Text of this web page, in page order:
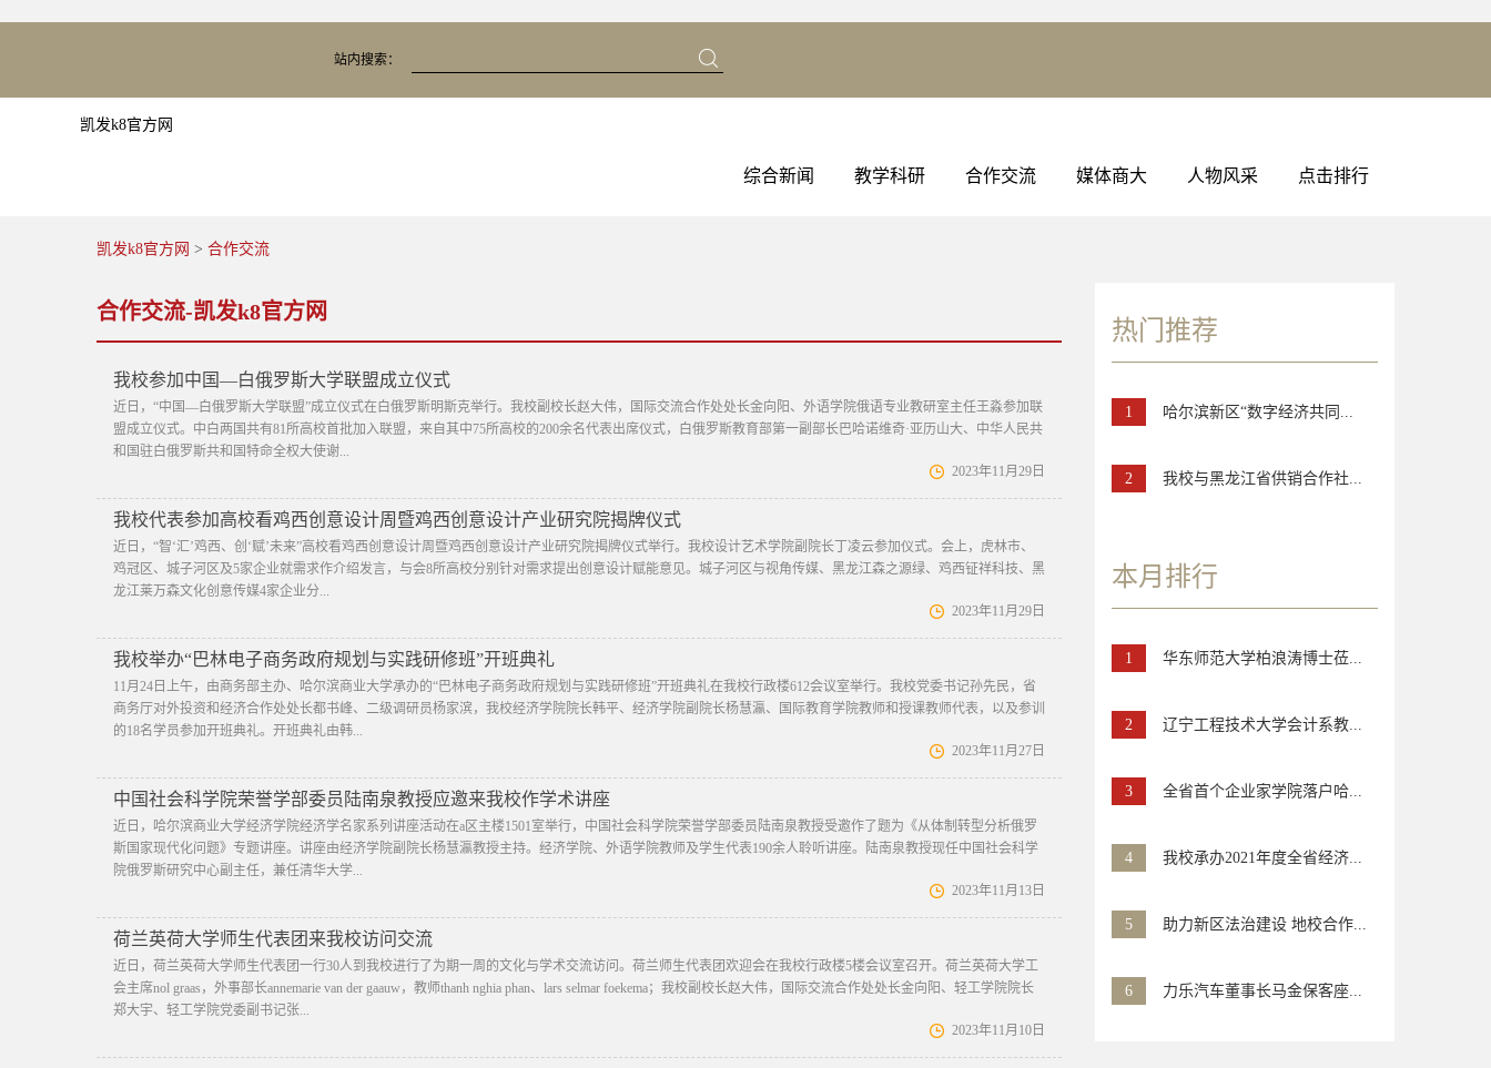
站内搜索：
凯发k8官方网
综合新闻 教学科研 合作交流 媒体商大 人物风采 点击排行
凯发k8官方网 > 合作交流
合作交流-凯发k8官方网
我校参加中国—白俄罗斯大学联盟成立仪式
近日，“中国—白俄罗斯大学联盟”成立仪式在白俄罗斯明斯克举行。我校副校长赵大伟，国际交流合作处处长金向阳、外语学院俄语专业教研室主任王淼参加联
盟成立仪式。中白两国共有81所高校首批加入联盟，来自其中75所高校的200余名代表出席仪式，白俄罗斯教育部第一副部长巴哈诺维奇·亚历山大、中华人民共
和国驻白俄罗斯共和国特命全权大使谢...
2023年11月29日
我校代表参加高校看鸡西创意设计周暨鸡西创意设计产业研究院揭牌仪式
近日，“智‘汇’鸡西、创‘赋’未来”高校看鸡西创意设计周暨鸡西创意设计产业研究院揭牌仪式举行。我校设计艺术学院副院长丁凌云参加仪式。会上，虎林市、
鸡冠区、城子河区及5家企业就需求作介绍发言，与会8所高校分别针对需求提出创意设计赋能意见。城子河区与视角传媒、黑龙江森之源绿、鸡西钲祥科技、黑
龙江莱万森文化创意传媒4家企业分...
2023年11月29日
我校举办“巴林电子商务政府规划与实践研修班”开班典礼
11月24日上午，由商务部主办、哈尔滨商业大学承办的“巴林电子商务政府规划与实践研修班”开班典礼在我校行政楼612会议室举行。我校党委书记孙先民，省
商务厅对外投资和经济合作处处长都书峰、二级调研员杨家滨，我校经济学院院长韩平、经济学院副院长杨慧瀛、国际教育学院教师和授课教师代表，以及参训
的18名学员参加开班典礼。开班典礼由韩...
2023年11月27日
中国社会科学院荣誉学部委员陆南泉教授应邀来我校作学术讲座
​近日，哈尔滨商业大学经济学院经济学名家系列讲座活动在a区主楼1501室举行，中国社会科学院荣誉学部委员陆南泉教授受邀作了题为《从体制转型分析俄罗
斯国家现代化问题》专题讲座。讲座由经济学院副院长杨慧瀛教授主持。经济学院、外语学院教师及学生代表190余人聆听讲座。陆南泉教授现任中国社会科学
院俄罗斯研究中心副主任，兼任清华大学...
2023年11月13日
荷兰英荷大学师生代表团来我校访问交流
近日，荷兰英荷大学师生代表团一行30人到我校进行了为期一周的文化与学术交流访问。荷兰师生代表团欢迎会在我校行政楼5楼会议室召开。荷兰英荷大学工
会主席nol graas，外事部长annemarie van der gaauw，教师thanh nghia phan、lars selmar foekema；我校副校长赵大伟，国际交流合作处处长金向阳、轻工学院院长
郑大宇、轻工学院党委副书记张...
2023年11月10日
热门推荐
1 哈尔滨新区“数字经济共同...
2 我校与黑龙江省供销合作社...
本月排行
1 华东师范大学柏浪涛博士莅...
2 辽宁工程技术大学会计系教...
3 全省首个企业家学院落户哈...
4 我校承办2021年度全省经济...
5 助力新区法治建设 地校合作...
6 力乐汽车董事长马金保客座...